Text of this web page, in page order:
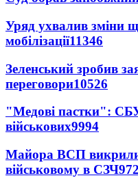
Уряд ухвалив зміни
мобілізації11346
Зеленський зробив
переговори10526
"Медові пастки":
військових9994
Майора ВСП
військовому в СЗЧ